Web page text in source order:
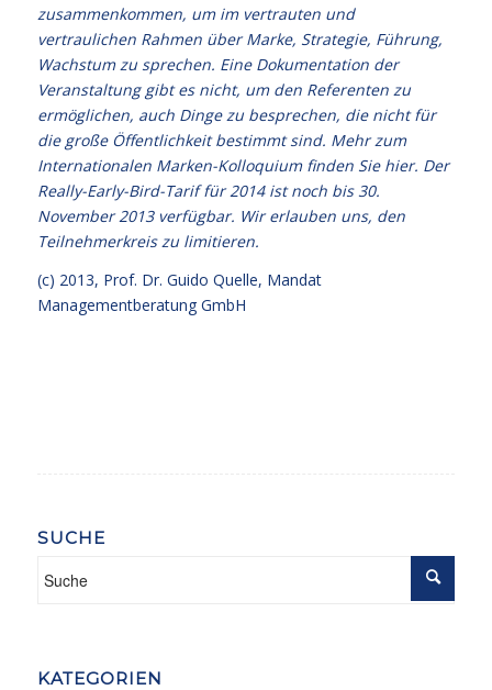
zusammenkommen, um im vertrauten und
vertraulichen Rahmen über Marke, Strategie, Führung,
Wachstum zu sprechen. Eine Dokumentation der
Veranstaltung gibt es nicht, um den Referenten zu
ermöglichen, auch Dinge zu besprechen, die nicht für
die große Öffentlichkeit bestimmt sind. Mehr zum
Internationalen Marken-Kolloquium finden Sie hier. Der
Really-Early-Bird-Tarif für 2014 ist noch bis 30.
November 2013 verfügbar. Wir erlauben uns, den
Teilnehmerkreis zu limitieren.
(c) 2013, Prof. Dr. Guido Quelle, Mandat
Managementberatung GmbH
SUCHE
KATEGORIEN